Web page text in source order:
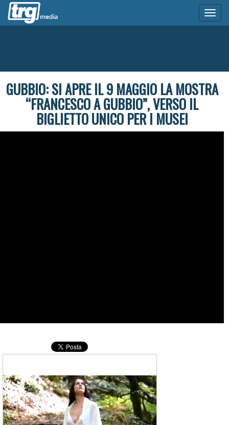
GUBBIO: SI APRE IL 9 MAGGIO LA MOSTRA
“FRANCESCO A GUBBIO”, VERSO IL
BIGLIETTO UNICO PER I MUSEI